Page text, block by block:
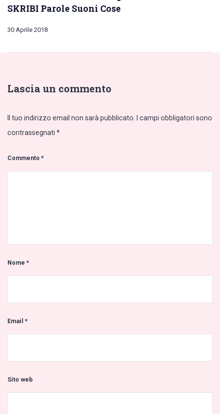
SKRIBI Parole Suoni Cose
30 Aprile 2018
Lascia un commento
Il tuo indirizzo email non sarà pubblicato.
I campi obbligatori sono
contrassegnati *
Commento*
Nome*
Email*
Sito web